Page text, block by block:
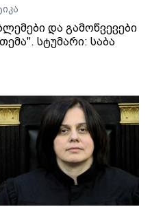
და გამოწვევები
სტუმარი: საბა